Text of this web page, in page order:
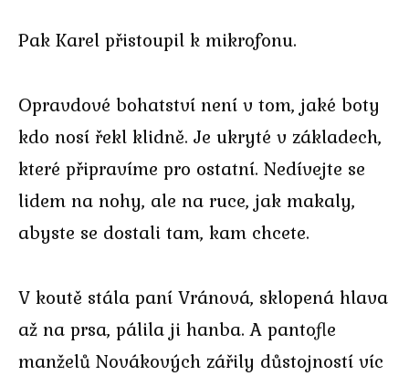
Pak Karel přistoupil k mikrofonu.
Opravdové bohatství není v tom, jaké boty
kdo nosí řekl klidně. Je ukryté v základech,
které připravíme pro ostatní. Nedívejte se
lidem na nohy, ale na ruce, jak makaly,
abyste se dostali tam, kam chcete.
V koutě stála paní Vránová, sklopená hlava
až na prsa, pálila ji hanba. A pantofle
manželů Novákových zářily důstojností víc